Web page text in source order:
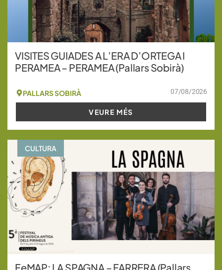
VISITES GUIADES A L’ERA D’ORTEGA I
PERAMEA – PERAMEA (Pallars Sobirà)
PALLARS SOBIRÀ 07/08/2026
VEURE MÉS
CULTURA
FeMAP: LA SPAGNA – FARRERA (Pallars